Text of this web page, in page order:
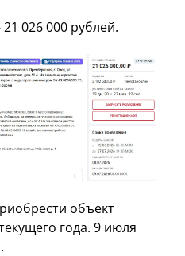
026 000 рублей.
объект
года. 9 июля